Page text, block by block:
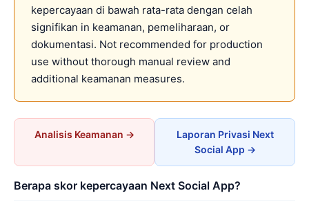
kepercayaan di bawah rata-rata dengan celah
signifikan in keamanan, pemeliharaan, or
dokumentasi. Not recommended for production
use without thorough manual review and
additional keamanan measures.
Analisis Keamanan →
Laporan Privasi Next
Social App →
Berapa skor kepercayaan Next Social App?